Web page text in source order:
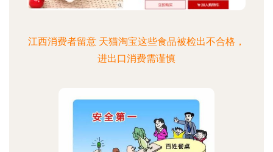
江西消费者留意 天猫淘宝这些食品被检出不合格，
进出口消费需谨慎